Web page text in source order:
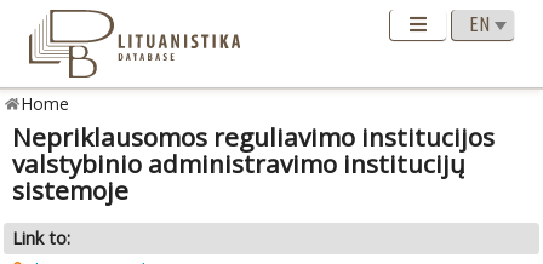
Home
Nepriklausomos reguliavimo institucijos
valstybinio administravimo institucijų
sistemoje
Link to: